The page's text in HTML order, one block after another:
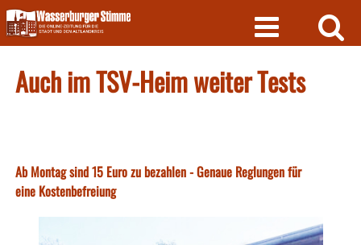
Skip
to
content
Auch im TSV-Heim weiter Tests
Ab Montag sind 15 Euro zu bezahlen - Genaue Reglungen für
eine Kostenbefreiung